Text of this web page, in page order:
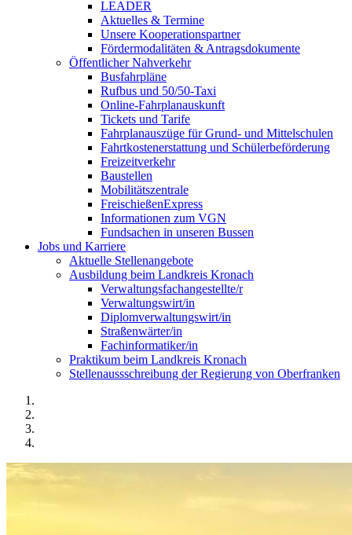
LEADER
Aktuelles & Termine
Unsere Kooperationspartner
Fördermodalitäten & Antragsdokumente
Öffentlicher Nahverkehr
Busfahrpläne
Rufbus und 50/50-Taxi
Online-Fahrplanauskunft
Tickets und Tarife
Fahrplanauszüge für Grund- und Mittelschulen
Fahrtkostenerstattung und Schülerbeförderung
Freizeitverkehr
Baustellen
Mobilitätszentrale
FreischießenExpress
Informationen zum VGN
Fundsachen in unseren Bussen
Jobs und Karriere
Aktuelle Stellenangebote
Ausbildung beim Landkreis Kronach
Verwaltungsfachangestellte/r
Verwaltungswirt/in
Diplomverwaltungswirt/in
Straßenwärter/in
Fachinformatiker/in
Praktikum beim Landkreis Kronach
Stellenaussschreibung der Regierung von Oberfranken